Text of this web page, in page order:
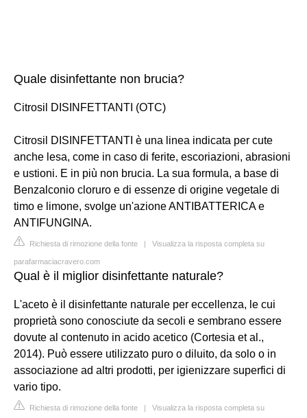
Quale disinfettante non brucia?
Citrosil DISINFETTANTI (OTC)
Citrosil DISINFETTANTI è una linea indicata per cute
anche lesa, come in caso di ferite, escoriazioni, abrasioni
e ustioni. E in più non brucia. La sua formula, a base di
Benzalconio cloruro e di essenze di origine vegetale di
timo e limone, svolge un'azione ANTIBATTERICA e
ANTIFUNGINA.
Richiesta di rimozione della fonte | Visualizza la risposta completa su
parafarmaciacravero.com
Qual è il miglior disinfettante naturale?
L'aceto è il disinfettante naturale per eccellenza, le cui
proprietà sono conosciute da secoli e sembrano essere
dovute al contenuto in acido acetico (Cortesia et al.,
2014). Può essere utilizzato puro o diluito, da solo o in
associazione ad altri prodotti, per igienizzare superfici di
vario tipo.
Richiesta di rimozione della fonte | Visualizza la risposta completa su